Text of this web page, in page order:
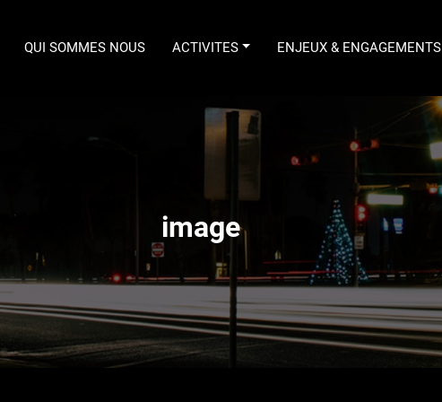
QUI SOMMES NOUS ACTIVITES ENJEUX & ENGAGEMENTS
image